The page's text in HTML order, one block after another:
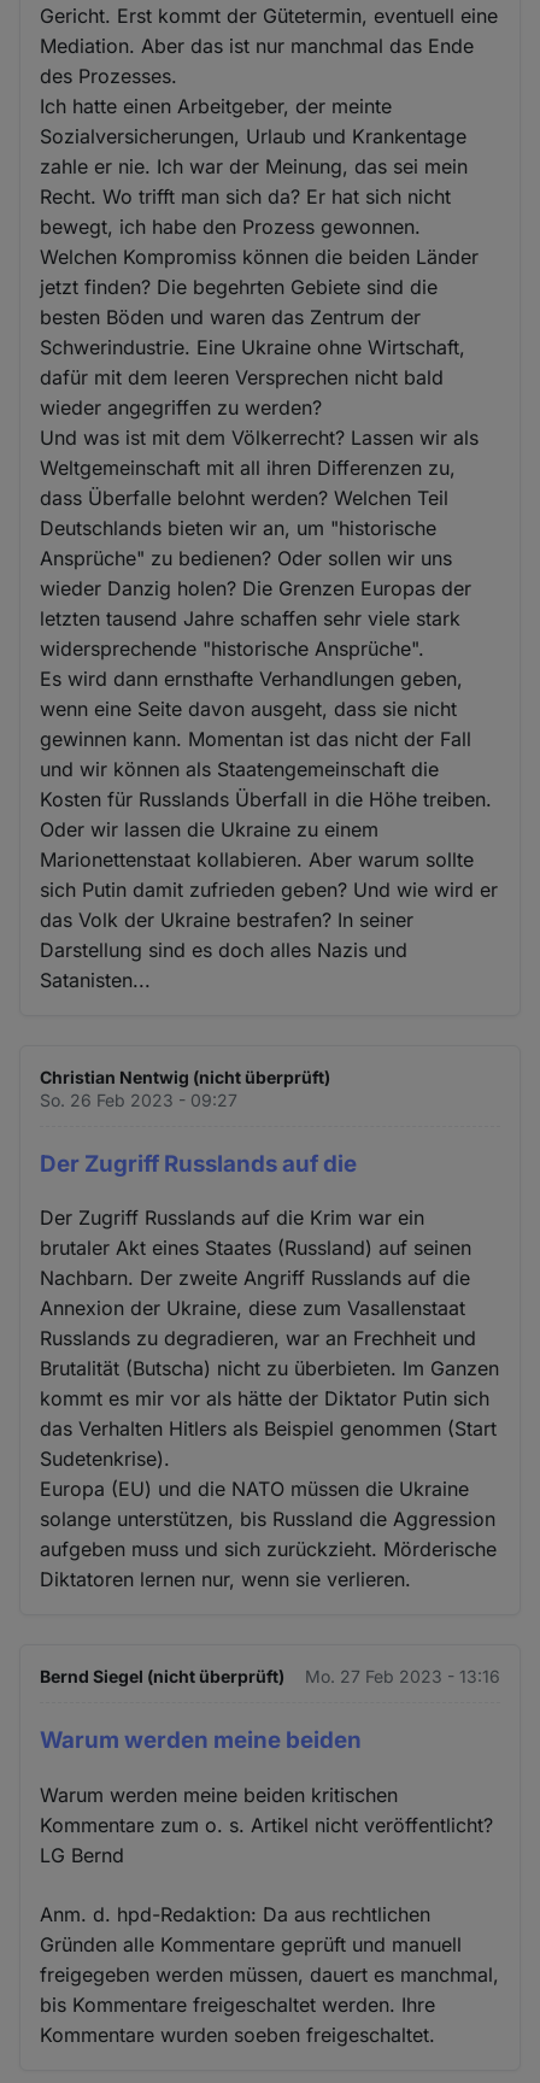
Gericht. Erst kommt der Gütetermin, eventuell eine
Mediation. Aber das ist nur manchmal das Ende
des Prozesses.
Ich hatte einen Arbeitgeber, der meinte
Sozialversicherungen, Urlaub und Krankentage
zahle er nie. Ich war der Meinung, das sei mein
Recht. Wo trifft man sich da? Er hat sich nicht
bewegt, ich habe den Prozess gewonnen.
Welchen Kompromiss können die beiden Länder
jetzt finden? Die begehrten Gebiete sind die
besten Böden und waren das Zentrum der
Schwerindustrie. Eine Ukraine ohne Wirtschaft,
dafür mit dem leeren Versprechen nicht bald
wieder angegriffen zu werden?
Und was ist mit dem Völkerrecht? Lassen wir als
Weltgemeinschaft mit all ihren Differenzen zu,
dass Überfalle belohnt werden? Welchen Teil
Deutschlands bieten wir an, um "historische
Ansprüche" zu bedienen? Oder sollen wir uns
wieder Danzig holen? Die Grenzen Europas der
letzten tausend Jahre schaffen sehr viele stark
widersprechende "historische Ansprüche".
Es wird dann ernsthafte Verhandlungen geben,
wenn eine Seite davon ausgeht, dass sie nicht
gewinnen kann. Momentan ist das nicht der Fall
und wir können als Staatengemeinschaft die
Kosten für Russlands Überfall in die Höhe treiben.
Oder wir lassen die Ukraine zu einem
Marionettenstaat kollabieren. Aber warum sollte
sich Putin damit zufrieden geben? Und wie wird er
das Volk der Ukraine bestrafen? In seiner
Darstellung sind es doch alles Nazis und
Satanisten...
Christian Nentwig (nicht überprüft)
So. 26 Feb 2023 - 09:27
Der Zugriff Russlands auf die
Der Zugriff Russlands auf die Krim war ein
brutaler Akt eines Staates (Russland) auf seinen
Nachbarn. Der zweite Angriff Russlands auf die
Annexion der Ukraine, diese zum Vasallenstaat
Russlands zu degradieren, war an Frechheit und
Brutalität (Butscha) nicht zu überbieten. Im Ganzen
kommt es mir vor als hätte der Diktator Putin sich
das Verhalten Hitlers als Beispiel genommen (Start
Sudetenkrise).
Europa (EU) und die NATO müssen die Ukraine
solange unterstützen, bis Russland die Aggression
aufgeben muss und sich zurückzieht. Mörderische
Diktatoren lernen nur, wenn sie verlieren.
Bernd Siegel (nicht überprüft) Mo. 27 Feb 2023 - 13:16
Warum werden meine beiden
Warum werden meine beiden kritischen
Kommentare zum o. s. Artikel nicht veröffentlicht?
LG Bernd
Anm. d. hpd-Redaktion: Da aus rechtlichen
Gründen alle Kommentare geprüft und manuell
freigegeben werden müssen, dauert es manchmal,
bis Kommentare freigeschaltet werden. Ihre
Kommentare wurden soeben freigeschaltet.